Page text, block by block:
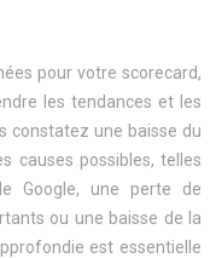
pour votre scorecard,
les tendances et les
constatez une baisse du
causes possibles, telles
Google, une perte de
ou une baisse de la
est essentielle